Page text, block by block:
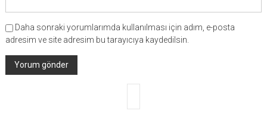
Daha sonraki yorumlarımda kullanılması için adım, e-posta
adresim ve site adresim bu tarayıcıya kaydedilsin.